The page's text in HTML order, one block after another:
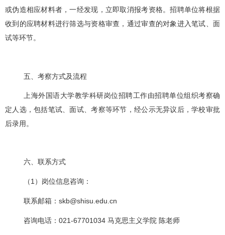
或伪造相应材料者，一经发现，立即取消报考资格。招聘单位将根据
收到的应聘材料进行筛选与资格审查，通过审查的对象进入笔试、面
试等环节。
五、考察方式及流程
上海外国语大学教学科研岗位招聘工作由招聘单位组织考察确
定人选，包括笔试、面试、考察等环节，经公示无异议后，学校审批
后录用。
六、联系方式
（1 ）岗位信息咨询：
联系邮箱： skb@shisu.edu.cn
咨询电话： 021-67701034 马克思主义学院 陈老师